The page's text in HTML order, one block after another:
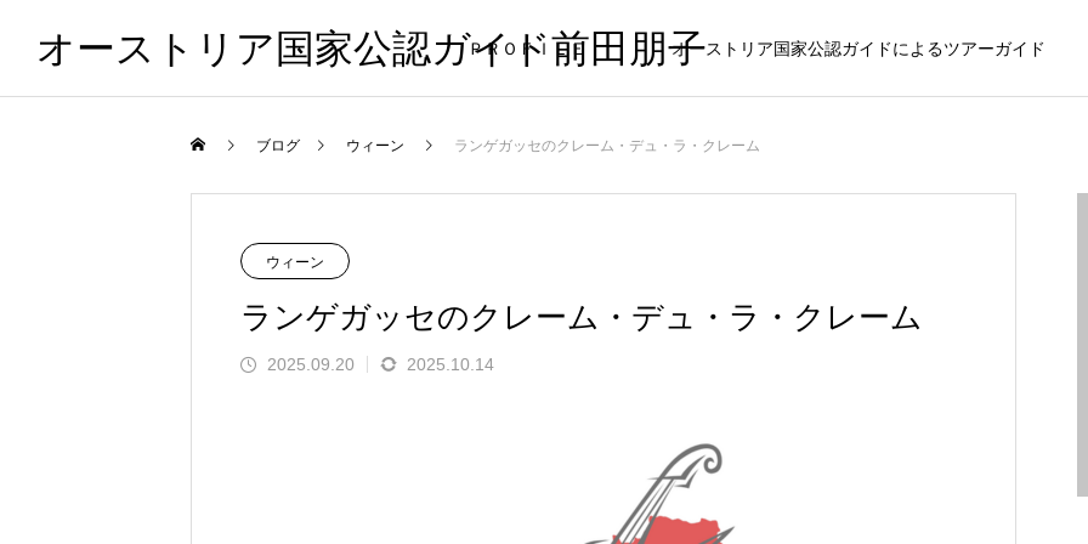
オーストリア国家公認ガイド前田朋子
ＰＲＯＦＩＬＥ オーストリア国家公認ガイドによるツアーガイド
ブログ ウィーン ランゲガッセのクレーム・デュ・ラ・クレーム
ウィーン
ランゲガッセのクレーム・デュ・ラ・クレーム
2025.09.20 2025.10.14